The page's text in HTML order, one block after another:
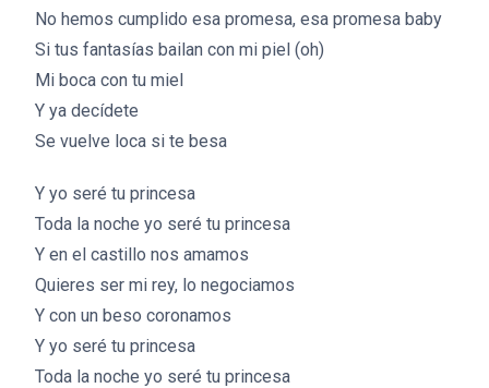
No hemos cumplido esa promesa, esa promesa baby
Si tus fantasías bailan con mi piel (oh)
Mi boca con tu miel
Y ya decídete
Se vuelve loca si te besa
Y yo seré tu princesa
Toda la noche yo seré tu princesa
Y en el castillo nos amamos
Quieres ser mi rey, lo negociamos
Y con un beso coronamos
Y yo seré tu princesa
Toda la noche yo seré tu princesa